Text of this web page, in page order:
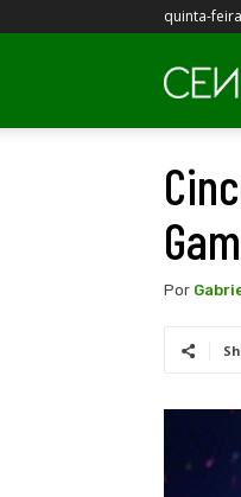
quinta-
Por